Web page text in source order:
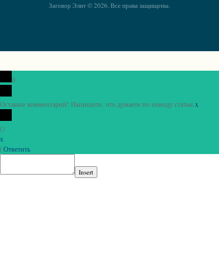
Заговор Элит © 2026. Все права защищены.
0
Оставьте комментарий! Напишите, что думаете по поводу статьи.x
()
x
| Ответить
Insert